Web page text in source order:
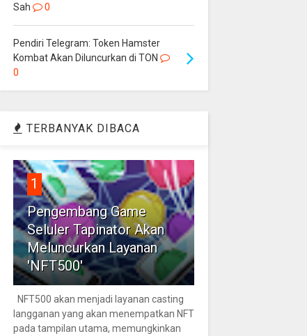
Sah
0
Pendiri Telegram: Token Hamster
Kombat Akan Diluncurkan di TON
0
TERBANYAK DIBACA
1
Pengembang Game
Seluler Tapinator Akan
Meluncurkan Layanan
'NFT500'
NFT500 akan menjadi layanan casting
langganan yang akan menempatkan NFT
pada tampilan utama, memungkinkan